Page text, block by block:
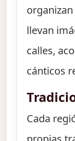
llevan
calles,
cánticos
Cada